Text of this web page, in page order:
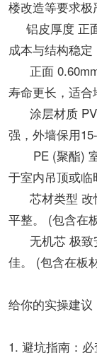
楼改造等要求
铝皮厚度 正
成本与结构稳
正面 0.60mm
寿命更长，适
涂层材质
强，外墙保用
PE (聚酯) 室
于室内吊顶或
芯材类型 改
平整。 (包含在
无机芯 极致
佳。 (包含在板
给你的实操建议
1. 避坑指南：